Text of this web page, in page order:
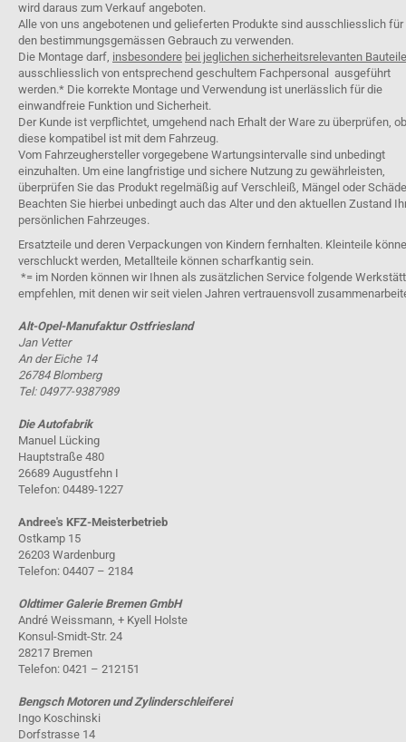
wird daraus zum Verkauf angeboten.
Alle von uns angebotenen und gelieferten Produkte sind ausschliesslich für
den bestimmungsgemässen Gebrauch zu verwenden.
Die Montage darf, insbesondere bei jeglichen sicherheitsrelevanten
ausschliesslich von entsprechend geschultem Fachpersonal ausgeführt
werden.* Die korrekte Montage und Verwendung ist unerlässlich für die
einwandfreie Funktion und Sicherheit.
Der Kunde ist verpflichtet, umgehend nach Erhalt der Ware zu überprüfen, ob
diese kompatibel ist mit dem Fahrzeug.
Vom Fahrzeughersteller vorgegebene Wartungsintervalle sind unbedingt
einzuhalten. Um eine langfristige und sichere Nutzung zu gewährleisten,
überprüfen Sie das Produkt regelmäßig auf Verschleiß, Mängel oder
Beachten Sie hierbei unbedingt auch das Alter und den aktuellen Zustand
persönlichen Fahrzeuges.
Ersatzteile und deren Verpackungen von Kindern fernhalten. Kleinteile
verschluckt werden, Metallteile können scharfkantig sein.
*= im Norden können wir Ihnen als zusätzlichen Service folgende
empfehlen, mit denen wir seit vielen Jahren vertrauensvoll
Alt-Opel-Manufaktur Ostfriesland
Jan Vetter
An der Eiche 14
26784 Blomberg
Tel: 04977-9387989
Die Autofabrik
Manuel Lücking
Hauptstraße 480
26689 Augustfehn I
Telefon: 04489-1227
Andree's KFZ-Meisterbetrieb
Ostkamp 15
26203 Wardenburg
Telefon: 04407 – 2184
Oldtimer Galerie Bremen GmbH
André Weissmann, + Kyell Holste
Konsul-Smidt-Str. 24
28217 Bremen
Telefon: 0421 – 212151
Bengsch Motoren und Zylinderschleiferei
Ingo Koschinski
Dorfstrasse 14